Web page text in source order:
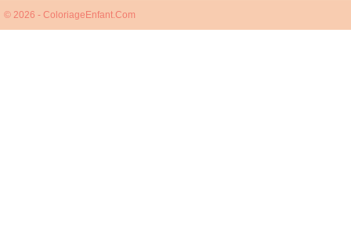
© 2026 - ColoriageEnfant.Com